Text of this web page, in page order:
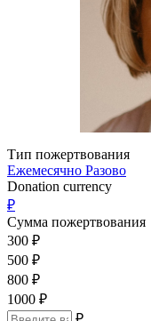
Тип пожертвования
Ежемесячно Разово
Donation currency
₽
Сумма пожертвования
300 ₽
500 ₽
800 ₽
1000 ₽